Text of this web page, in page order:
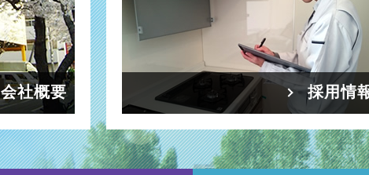
会社概要 採用情